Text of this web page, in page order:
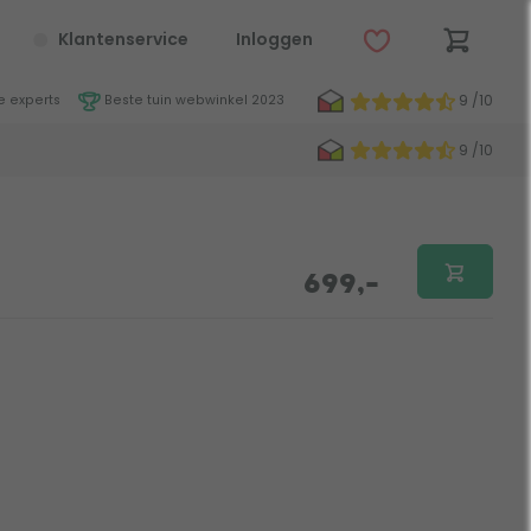
Klantenservice Inloggen
experts Beste tuin webwinkel 2023 9 /10
9 /10
699,-